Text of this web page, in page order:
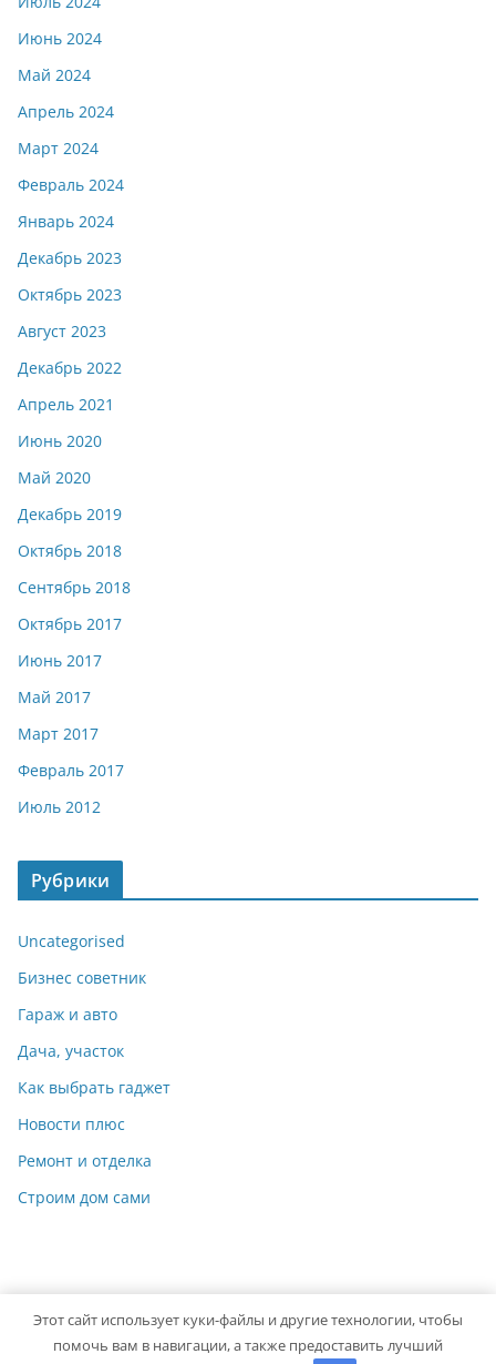
Июнь 2024
Май 2024
Апрель 2024
Март 2024
Февраль 2024
Январь 2024
Декабрь 2023
Октябрь 2023
Август 2023
Декабрь 2022
Апрель 2021
Июнь 2020
Май 2020
Декабрь 2019
Октябрь 2018
Сентябрь 2018
Октябрь 2017
Июнь 2017
Май 2017
Март 2017
Февраль 2017
Июль 2012
Рубрики
Uncategorised
Бизнес советник
Гараж и авто
Дача, участок
Как выбрать гаджет
Новости плюс
Ремонт и отделка
Строим дом сами
Copyright © 2026 Мастер на Все Руки. Powered byColorMag
Этот сайт использует куки-файлы и другие технологии, чтобы
помочь вам в навигации, а также предоставить лучший